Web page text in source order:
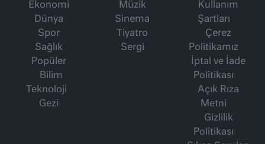
Ekonomi
Dünya
Spor
Sağlık
Popüler
Bilim
Teknoloji
Gezi
Müzik
Sinema
Tiyatro
Sergi
Kullanım
Şartları
Çerez
Politikamız
İptal ve İade
Politikası
Açık Rıza
Metni
Gizlilik
Politikası